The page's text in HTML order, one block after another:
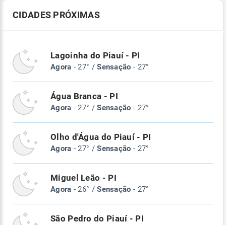
CIDADES PRÓXIMAS
Lagoinha do Piauí - PI
Agora - 27° /Sensação - 27°
Água Branca - PI
Agora - 27° /Sensação - 27°
Olho d'Água do Piauí - PI
Agora - 27° /Sensação - 27°
Miguel Leão - PI
Agora - 26° /Sensação - 27°
São Pedro do Piauí - PI